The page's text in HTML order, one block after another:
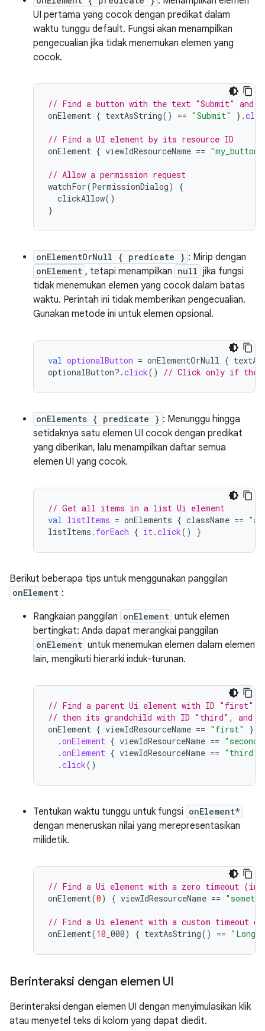
UI pertama yang cocok dengan predikat dalam
waktu tunggu default. Fungsi akan menampilkan
pengecualian jika tidak menemukan elemen yang
cocok.
// Find a button with the text "Submit" and
onElement { textAsString() == "Submit" }.
// Find a UI element by its resource ID
onElement { viewIdResourceName ==
// Allow a permission request
watchFor(PermissionDialog)
{
clickAllow()
}
onElementOrNull { predicate } : Mirip dengan
onElement , tetapi menampilkan null jika fungsi
tidak menemukan elemen yang cocok dalam batas
waktu. Perintah ini tidak memberikan pengecualian.
Gunakan metode ini untuk elemen opsional.
val optionalButton = onElementOrNull {
optionalButton?.click() // Click only if the
onElements { predicate } : Menunggu hingga
setidaknya satu elemen UI cocok dengan predikat
yang diberikan, lalu menampilkan daftar semua
elemen UI yang cocok.
// Get all items in a list Ui element
val listItems = onElements { className ==
listItems . forEach { it.click() }
Berikut beberapa tips untuk menggunakan panggilan
onElement :
Rangkaian panggilan onElement untuk elemen
bertingkat: Anda dapat merangkai panggilan
onElement untuk menemukan elemen dalam elemen
lain, mengikuti hierarki induk-turunan.
// Find a parent Ui element with ID "first",
// then its grandchild with ID "third", and
onElement { viewIdResourceName == "first"
}
.onElement { viewIdResourceName == "second"
.onElement { viewIdResourceName == "third"
.click()
Tentukan waktu tunggu untuk fungsi onElement*
dengan meneruskan nilai yang merepresentasikan
milidetik.
// Find a Ui element with a zero timeout
onElement(0) { viewIdResourceName ==
// Find a Ui element with a custom timeout of
onElement(10 _000) { textAsString() == "Long
Berinteraksi dengan elemen UI
Berinteraksi dengan elemen UI dengan menyimulasikan klik
atau menyetel teks di kolom yang dapat diedit.